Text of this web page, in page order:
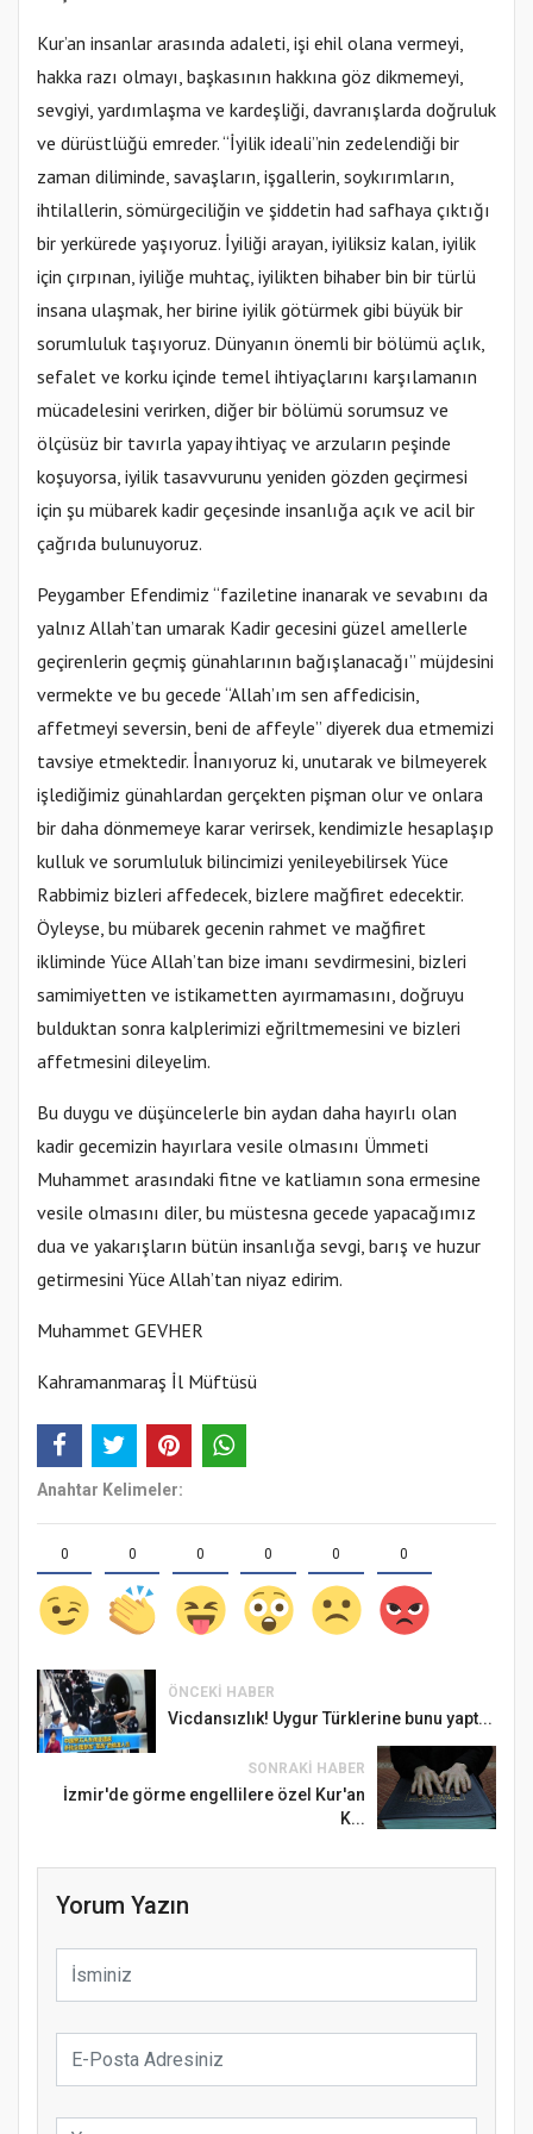
Kur’an insanlar arasında adaleti, işi ehil olana vermeyi,
hakka razı olmayı, başkasının hakkına göz dikmemeyi,
sevgiyi, yardımlaşma ve kardeşliği, davranışlarda doğruluk
ve dürüstlüğü emreder. “İyilik ideali”nin zedelendiği bir
zaman diliminde, savaşların, işgallerin, soykırımların,
ihtilallerin, sömürgeciliğin ve şiddetin had safhaya çıktığı
bir yerkürede yaşıyoruz. İyiliği arayan, iyiliksiz kalan, iyilik
için çırpınan, iyiliğe muhtaç, iyilikten bihaber bin bir türlü
insana ulaşmak, her birine iyilik götürmek gibi büyük bir
sorumluluk taşıyoruz. Dünyanın önemli bir bölümü açlık,
sefalet ve korku içinde temel ihtiyaçlarını karşılamanın
mücadelesini verirken, diğer bir bölümü sorumsuz ve
ölçüsüz bir tavırla yapay ihtiyaç ve arzuların peşinde
koşuyorsa, iyilik tasavvurunu yeniden gözden geçirmesi
için şu mübarek kadir geçesinde insanlığa açık ve acil bir
çağrıda bulunuyoruz.
Peygamber Efendimiz “faziletine inanarak ve sevabını da
yalnız Allah’tan umarak Kadir gecesini güzel amellerle
geçirenlerin geçmiş günahlarının bağışlanacağı” müjdesini
vermekte ve bu gecede “Allah’ım sen affedicisin,
affetmeyi seversin, beni de affeyle” diyerek dua etmemizi
tavsiye etmektedir. İnanıyoruz ki, unutarak ve bilmeyerek
işlediğimiz günahlardan gerçekten pişman olur ve onlara
bir daha dönmemeye karar verirsek, kendimizle hesaplaşıp
kulluk ve sorumluluk bilincimizi yenileyebilirsek Yüce
Rabbimiz bizleri affedecek, bizlere mağfiret edecektir.
Öyleyse, bu mübarek gecenin rahmet ve mağfiret
ikliminde Yüce Allah’tan bize imanı sevdirmesini, bizleri
samimiyetten ve istikametten ayırmamasını, doğruyu
bulduktan sonra kalplerimizi eğriltmemesini ve bizleri
affetmesini dileyelim.
Bu duygu ve düşüncelerle bin aydan daha hayırlı olan
kadir gecemizin hayırlara vesile olmasını Ümmeti
Muhammet arasındaki fitne ve katliamın sona ermesine
vesile olmasını diler, bu müstesna gecede yapacağımız
dua ve yakarışların bütün insanlığa sevgi, barış ve huzur
getirmesini Yüce Allah’tan niyaz edirim.
Muhammet GEVHER
Kahramanmaraş İl Müftüsü
Anahtar Kelimeler:
0 0 0 0 0 0
ÖNCEKI HABER
Vicdansızlık! Uygur Türklerine bunu yapt...
SONRAKI HABER
İzmir'de görme engellilere özel Kur'an
K...
Yorum Yazın
Samsun Atakum’da Ayasofya Camii
Etkinliği